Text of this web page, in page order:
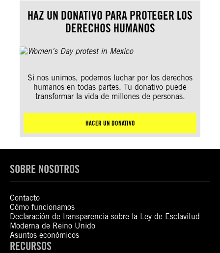
HAZ UN DONATIVO PARA PROTEGER LOS
DERECHOS HUMANOS
Si nos unimos, podemos luchar por los derechos
humanos en todas partes. Tu donativo puede
transformar la vida de millones de personas.
HACER UN DONATIVO
SOBRE NOSOTROS
Contacto
Cómo funcionamos
Declaración de transparencia sobre la Ley de Esclavitud
Moderna de Reino Unido
Asuntos económicos
RECURSOS